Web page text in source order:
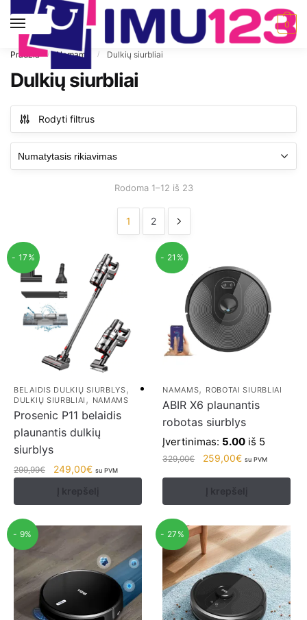
Pereiti prie navigacijos
Pereiti prie turinio
0
Pradžia / Namams / Dulkių siurbliai
Dulkių siurbliai
Rodyti filtrus
Rodoma 1–12 iš 23
1 2
- 17%
BELAIDIS DULKIŲ SIURBLYS,
DULKIŲ SIURBLIAI , NAMAMS
Prosenic P11 belaidis
plaunantis dulkių
siurblys
299,99€ 249,00€ su PVM
Į krepšelį
- 21%
NAMAMS, ROBOTAI SIURBLIAI
ABIR X6 plaunantis
robotas siurblys
Įvertinimas: 5.00 iš 5
329,00€ 259,00€ su PVM
Į krepšelį
- 9% - 27%